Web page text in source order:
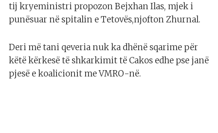
tij kryeministri propozon Bejxhan Ilas, mjek i
punësuar në spitalin e Tetovës,njofton Zhurnal.
Deri më tani qeveria nuk ka dhënë sqarime për
këtë kërkesë të shkarkimit të Cakos edhe pse janë
pjesë e koalicionit me VMRO-në.